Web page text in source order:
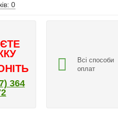
0
364
Всі способи
оплат